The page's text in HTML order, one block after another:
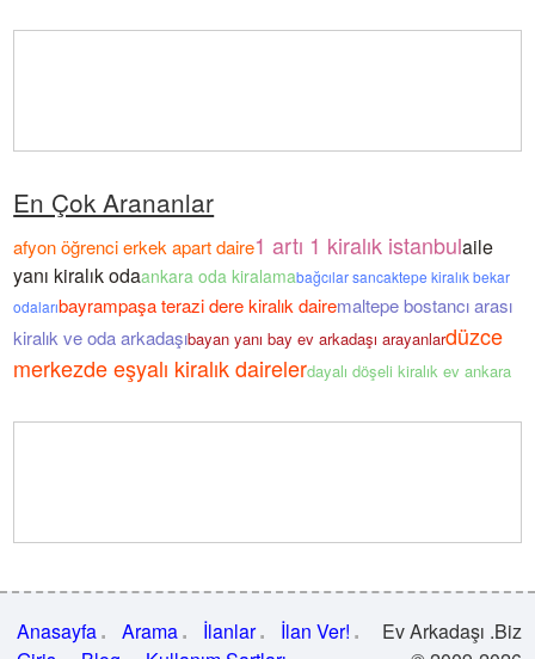
En Çok Arananlar
afyon öğrenci erkek apart daire1 artı 1 kiralık istanbulaile
yanı kiralık odaankara oda kiralamabağcılar sancaktepe kiralık bekar
odalarıbayrampaşa terazi dere kiralık dairemaltepe bostancı arası
kiralık ve oda arkadaşıbayan yanı bay ev arkadaşı arayanlardüzce
merkezde eşyalı kiralık dairelerdayalı döşeli kiralık ev ankara
Anasayfa Arama İlanlar
İlan Ver!
Ev Arkadaşı .Biz